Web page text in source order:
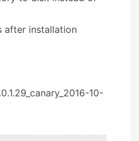
after installation
10-